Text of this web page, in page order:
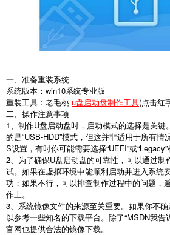
一、准备重装系统
系统版本：win10系统专业版
重装工具：老毛桃 u盘启动盘制作工具(点击红
二、操作注意事项
1、制作U盘启动盘时，启动模式的选择是关
的是“USB-HDD”模式，但这并非适用于所有
S设置，有时你可能需要选择“UEFI”或“Legacy”
2、为了确保U盘启动盘的可靠性，可以通过制
试。如果在虚拟环境中能顺利启动并进入系统
功；如果不行，可以排查制作过程中的问题，
作上。
3、系统镜像文件的来源至关重要。如果你不
以参考一些知名的下载平台。除了“MSDN我告
官网也提供合法的镜像下载。